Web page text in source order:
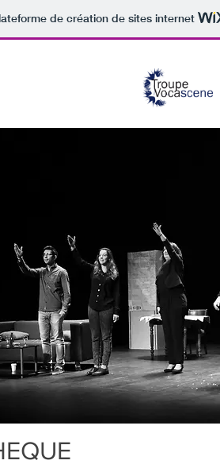
de création de sites internet